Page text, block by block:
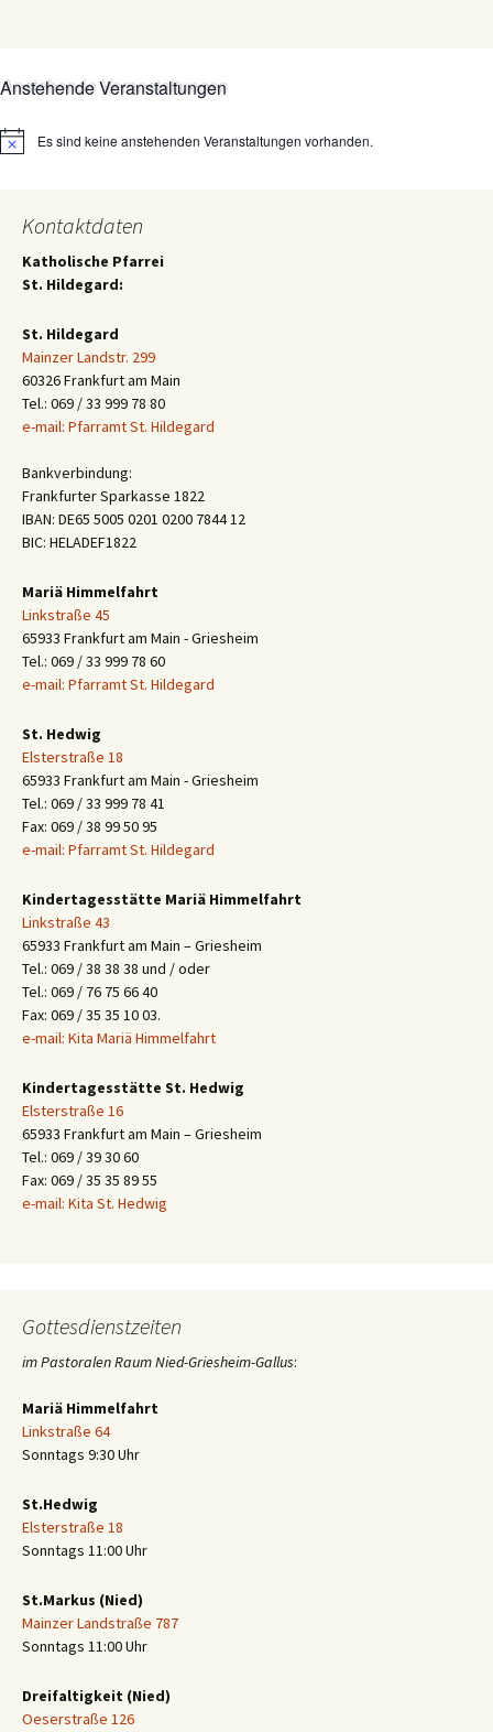
Anstehende Veranstaltungen
HinweisEs sind keine anstehenden Veranstaltungen vorhanden.
Kontaktdaten
Katholische Pfarrei
St. Hildegard:
St. Hildegard
Mainzer Landstr. 299
60326 Frankfurt am Main
Tel.: 069 / 33 999 78 80
e-mail: Pfarramt St. Hildegard
Bankverbindung:
Frankfurter Sparkasse 1822
IBAN: DE65 5005 0201 0200 7844 12
BIC: HELADEF1822
Mariä Himmelfahrt
Linkstraße 45
65933 Frankfurt am Main - Griesheim
Tel.: 069 / 33 999 78 60
e-mail: Pfarramt St. Hildegard
St. Hedwig
Elsterstraße 18
65933 Frankfurt am Main - Griesheim
Tel.: 069 / 33 999 78 41
Fax: 069 / 38 99 50 95
e-mail: Pfarramt St. Hildegard
Kindertagesstätte Mariä Himmelfahrt
Linkstraße 43
65933 Frankfurt am Main – Griesheim
Tel.: 069 / 38 38 38 und / oder
Tel.: 069 / 76 75 66 40
Fax: 069 / 35 35 10 03.
e-mail: Kita Mariä Himmelfahrt
Kindertagesstätte St. Hedwig
Elsterstraße 16
65933 Frankfurt am Main – Griesheim
Tel.: 069 / 39 30 60
Fax: 069 / 35 35 89 55
e-mail: Kita St. Hedwig
Gottesdienstzeiten
im Pastoralen Raum Nied-Griesheim-Gallus:
Mariä Himmelfahrt
Linkstraße 64
Sonntags 9:30 Uhr
St.Hedwig
Elsterstraße 18
Sonntags 11:00 Uhr
St.Markus (Nied)
Mainzer Landstraße 787
Sonntags 11:00 Uhr
Dreifaltigkeit (Nied)
Oeserstraße 126